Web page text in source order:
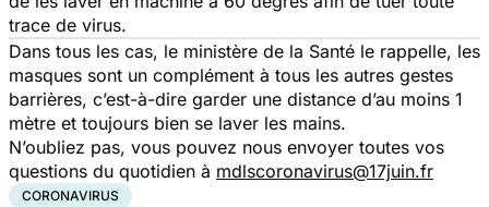
trace de virus.
Dans tous les cas, le ministère de la Santé le rappelle, les
masques sont un complément à tous les autres gestes
barrières, c’est-à-dire garder une distance d’au moins 1
mètre et toujours bien se laver les mains.
N’oubliez pas, vous pouvez nous envoyer toutes vos
questions du quotidien à mdlscoronavirus@17juin.fr
CORONAVIRUS